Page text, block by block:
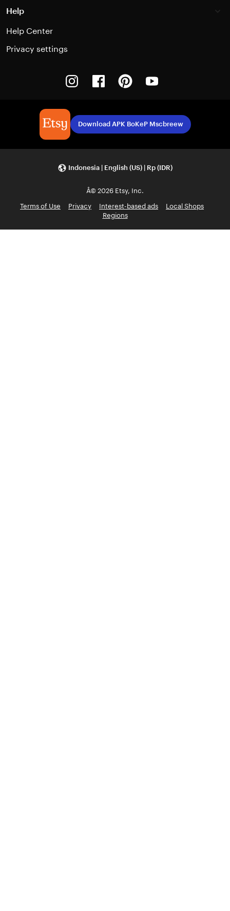
Help
Help Center
Privacy settings
InstagramFacebookPinterest
Download APK BoKeP Mscbreew
Indonesia | English (US) | Rp (IDR)
Â© 2026 Etsy, Inc.
Terms of Use
Privacy Interest-based ads
Local Shops
Regions